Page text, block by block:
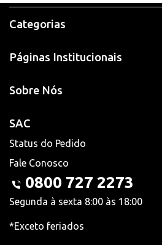
Categorias
Páginas Institucionais
Sobre Nós
SAC
Status do Pedido
Fale Conosco
0800 727 2273
Segunda à sexta 8:00 às 18:00
*Exceto feriados